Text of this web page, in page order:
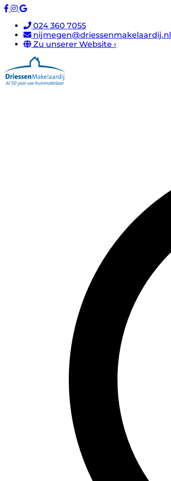
024 360 7055
nijmegen@driessenmakelaardij.nl
Zu unserer Website ›